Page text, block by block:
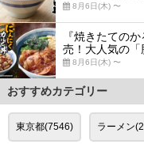
8月6日(木) 〜
『焼きたての
売！大人気の
8月6日(木) 〜
おすすめカテゴリー
東京都(7546) ラーメン